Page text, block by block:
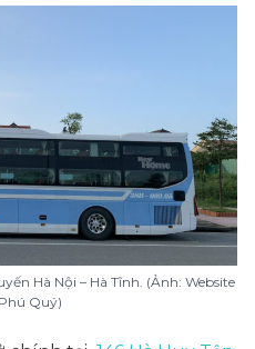
Hà Nội – Hà Tĩnh. (Ảnh: Website
Quý)